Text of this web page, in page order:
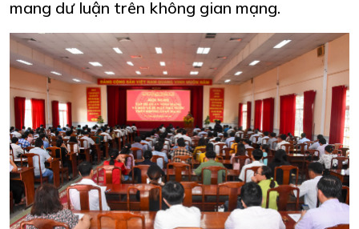
mang dư luận trên không gian mạng.